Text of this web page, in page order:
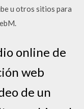
u otros sitios para
online de
web
de un